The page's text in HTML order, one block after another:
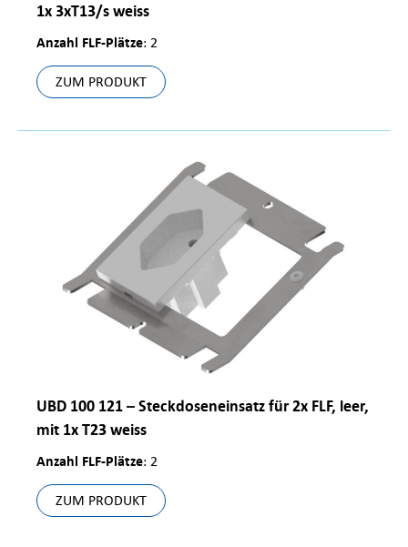
1x 3xT13/s weiss
Anzahl FLF-Plätze: 2
ZUM PRODUKT
UBD 100 121 – Steckdoseneinsatz für 2x FLF, leer,
mit 1x T23 weiss
Anzahl FLF-Plätze: 2
ZUM PRODUKT